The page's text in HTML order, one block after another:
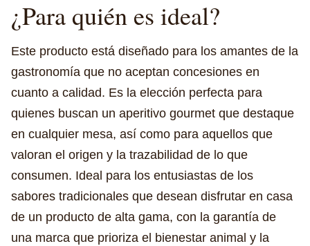
¿Para quién es ideal?
Este producto está diseñado para los amantes de la
gastronomía que no aceptan concesiones en
cuanto a calidad. Es la elección perfecta para
quienes buscan un aperitivo gourmet que destaque
en cualquier mesa, así como para aquellos que
valoran el origen y la trazabilidad de lo que
consumen. Ideal para los entusiastas de los
sabores tradicionales que desean disfrutar en casa
de un producto de alta gama, con la garantía de
una marca que prioriza el bienestar animal y la